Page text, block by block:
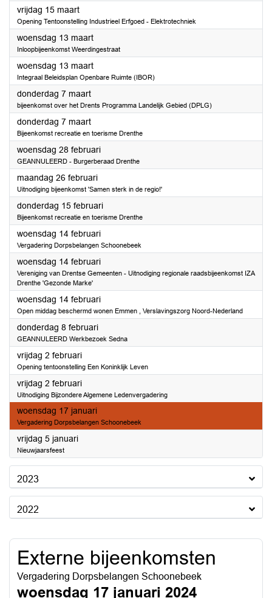
vrijdag 15 maart2024
Opening Tentoonstelling Industrieel Erfgoed - Elektrotechniek
woensdag 13 maart2024
Inloopbijeenkomst Weerdingestraat
woensdag 13 maart2024
Integraal Beleidsplan Openbare Ruimte (IBOR)
donderdag 7 maart2024
bijeenkomst over het Drents Programma Landelijk Gebied (DPLG)
donderdag 7 maart2024
Bijeenkomst recreatie en toerisme Drenthe
woensdag 28 februari2024
GEANNULEERD - Burgerberaad Drenthe
maandag 26 februari2024
Uitnodiging bijeenkomst 'Samen sterk in de regio!'
donderdag 15 februari2024
Bijeenkomst recreatie en toerisme Drenthe
woensdag 14 februari2024
Vergadering Dorpsbelangen Schoonebeek
woensdag 14 februari2024
Vereniging van Drentse Gemeenten - Uitnodiging regionale raadsbijeenkomst IZA
Drenthe 'Gezonde Marke'
woensdag 14 februari2024
Open middag beschermd wonen Emmen , Verslavingszorg Noord-Nederland
donderdag 8 februari2024
GEANNULEERD Werkbezoek Sedna
vrijdag 2 februari2024
Opening tentoonstelling Een Koninklijk Leven
vrijdag 2 februari2024
Uitnodiging Bijzondere Algemene Ledenvergadering
woensdag 17 januari2024
Vergadering Dorpsbelangen Schoonebeek
vrijdag 5 januari2024
Nieuwjaarsfeest
2023
2022
Externe bijeenkomsten
Vergadering Dorpsbelangen Schoonebeek
woensdag 17 januari 2024